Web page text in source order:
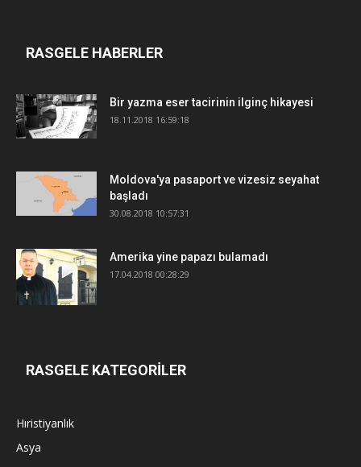
RASGELE HABERLER
Bir yazma eser tacirinin ilginç hikayesi
18.11.2018 16:59:18
Moldova'ya pasaport ve vizesiz seyahat
başladı
30.08.2018 10:57:31
Amerika yine papazı bulamadı
17.04.2018 00:28:29
RASGELE KATEGORİLER
Hıristiyanlık
Asya